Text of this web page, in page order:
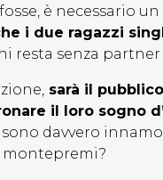
è necessario un
i due ragazzi
resta senza
sarà il
il loro sogno
davvero
montepremi?